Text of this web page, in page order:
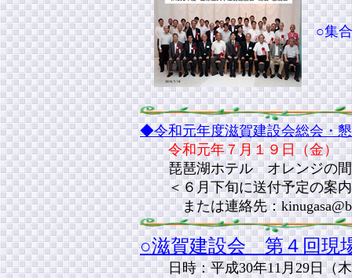
○集合
◆令和元年度滋賀建設会総会・
令和元年７月１９日（金）
琵琶湖ホテル オレンジの間
＜６月下旬に送付予定の案内
または連絡先：
○滋賀建設会 第４回現
日時：平成30年11月29日（